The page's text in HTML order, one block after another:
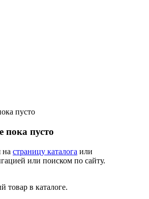
пока пусто
на страницу каталога или
или поиском по сайту.
в каталоге.